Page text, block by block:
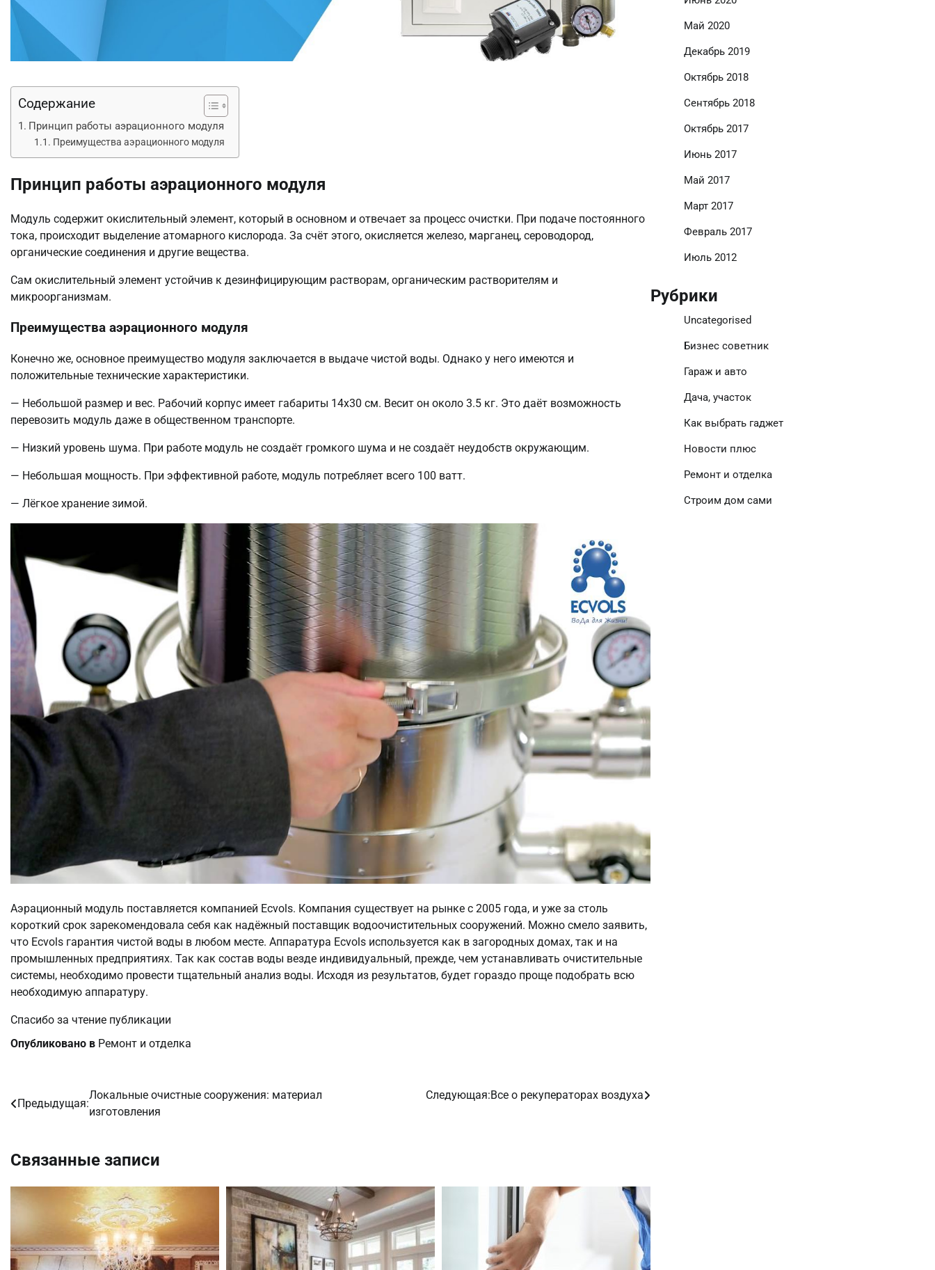
Содержание
Принцип работы аэрационного модуля
Преимущества аэрационного модуля
Принцип работы аэрационного модуля
Модуль содержит окислительный элемент, который в основном и отвечает за процесс очистки. При подаче постоянного
тока, происходит выделение атомарного кислорода. За счёт этого, окисляется железо, марганец, сероводород,
органические соединения и другие вещества.
Сам окислительный элемент устойчив к дезинфицирующим растворам, органическим растворителям и
микроорганизмам.
Преимущества аэрационного модуля
Конечно же, основное преимущество модуля заключается в выдаче чистой воды. Однако у него имеются и
положительные технические характеристики.
— Небольшой размер и вес. Рабочий корпус имеет габариты 14х30 см. Весит он около 3.5 кг. Это даёт возможность
перевозить модуль даже в общественном транспорте.
— Низкий уровень шума. При работе модуль не создаёт громкого шума и не создаёт неудобств окружающим.
— Небольшая мощность. При эффективной работе, модуль потребляет всего 100 ватт.
— Лёгкое хранение зимой.
Аэрационный модуль поставляется компанией Ecvols. Компания существует на рынке с 2005 года, и уже за столь
короткий срок зарекомендовала себя как надёжный поставщик водоочистительных сооружений. Можно смело заявить,
что Ecvols гарантия чистой воды в любом месте. Аппаратура Ecvols используется как в загородных домах, так и на
промышленных предприятиях. Так как состав воды везде индивидуальный, прежде, чем устанавливать очистительные
системы, необходимо провести тщательный анализ воды. Исходя из результатов, будет гораздо проще подобрать всю
необходимую аппаратуру.
Спасибо за чтение публикации
Опубликовано в Ремонт и отделка
Навигация
Предыдущая:
Локальные очистные сооружения: материал
изготовления
Следующая:Все о рекуператорах воздуха
Связанные записи
Май 2020
Декабрь 2019
Октябрь 2018
Сентябрь 2018
Октябрь 2017
Июнь 2017
Май 2017
Март 2017
Февраль 2017
Июль 2012
Рубрики
Uncategorised
Бизнес советник
Гараж и авто
Дача, участок
Как выбрать гаджет
Новости плюс
Ремонт и отделка
Строим дом сами